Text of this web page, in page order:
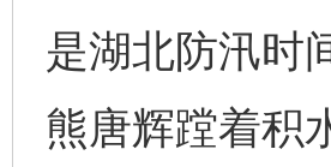
是湖北防汛时
熊唐辉蹚着积